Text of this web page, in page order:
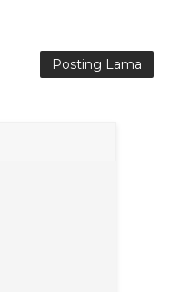
Posting Lama